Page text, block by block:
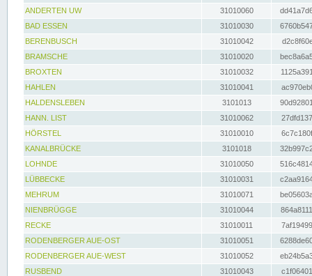
ANDERTEN UW
31010060
BAD ESSEN
31010030
BERENBUSCH
31010042
BRAMSCHE
31010020
BROXTEN
31010032
HAHLEN
31010041
HALDENSLEBEN
3101013
HANN. LIST
31010062
HÖRSTEL
31010010
KANALBRÜCKE
3101018
LOHNDE
31010050
LÜBBECKE
31010031
MEHRUM
31010071
NIENBRÜGGE
31010044
RECKE
31010011
RODENBERGER AUE-OST
31010051
RODENBERGER AUE-WEST
31010052
RUSBEND
31010043